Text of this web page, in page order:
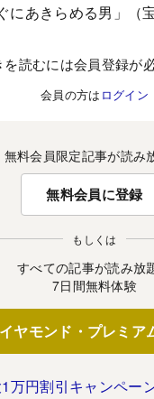
あきらめる男」（宝
を読むには会員登録が必
会員の方は ログイン
無料会員限定記事が読み
無料会員に登録
もしくは
すべての記事が読み放
7日間無料体験
ヤモンド・プレミア
万円割引キャンペー